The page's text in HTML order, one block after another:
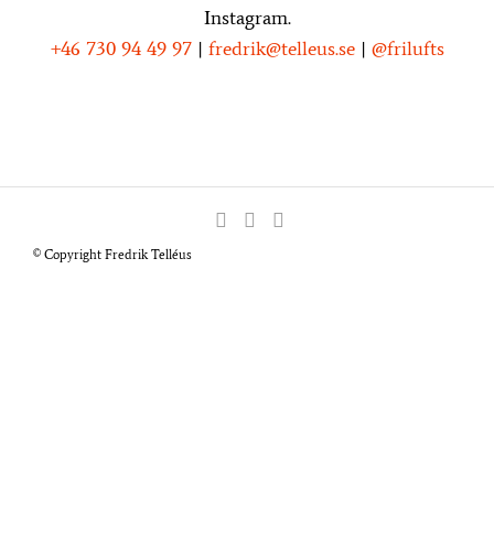
Instagram.
+46 730 94 49 97| fredrik@telleus.se| @frilufts
© Copyright Fredrik Telléus